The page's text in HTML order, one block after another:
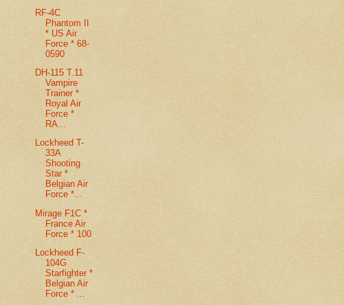
RF-4C
Phantom II
* US Air
Force * 68-
0590
DH-115 T.11
Vampire
Trainer *
Royal Air
Force *
RA...
Lockheed T-
33A
Shooting
Star *
Belgian Air
Force *...
Mirage F1C *
France Air
Force * 100
Lockheed F-
104G
Starfighter *
Belgian Air
Force * ...